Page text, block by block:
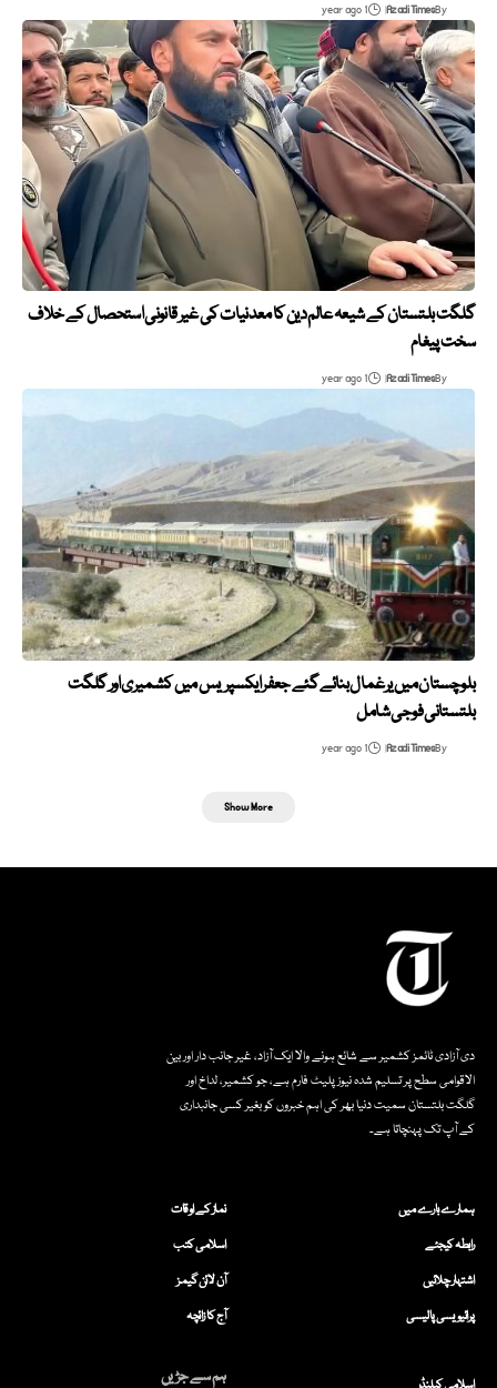
By
Azadi Times
1 year ago
گلگت بلتستان کے شیعہ عالم دین کا معدنیات کی غیر قانونی استحصال کے خلاف
سخت پیغام
By
Azadi Times
1 year ago
بلوچستان میں یرغمال بنائے گئے جعفر ایکسپریس میں کشمیری اور گلگت
بلتستانی فوجی شامل
By
Azadi Times
1 year ago
Show More
دی آزادی ٹائمز کشمیر سے شائع ہونے والا ایک آزاد، غیر جانب دار اور بین
الاقوامی سطح پر تسلیم شدہ نیوز پلیٹ فارم ہے، جو کشمیر، لداخ اور
گلگت بلتستان سمیت دنیا بھر کی اہم خبروں کو بغیر کسی جانبداری
کے آپ تک پہنچاتا ہے۔
ہمارے بارے میں
رابطہ کیجئے
اشتہار چلائیں
پرائیویسی پالیسی
نماز کے اوقات
اسلامی کتب
آن لائن گیمز
آج کا زائچہ
ہم سے جڑیں